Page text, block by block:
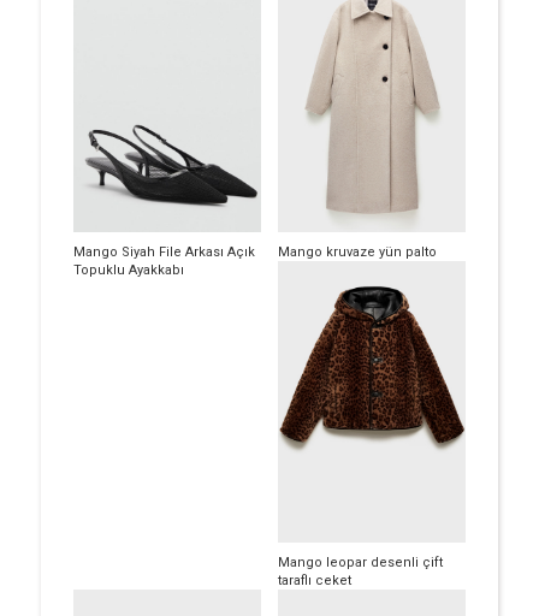
Mango Siyah File Arkası Açık
Topuklu Ayakkabı
Mango kruvaze yün palto
Mango leopar desenli çift
taraflı ceket